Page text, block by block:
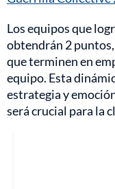
Los equipos que
obtendrán 2
que terminen en
equipo. Esta
estrategia y
será crucial para la